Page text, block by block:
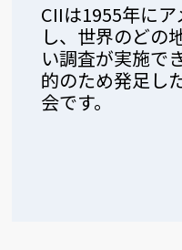
CIIは1955年に
し、世界のどの
い調査が実施で
的のため発足し
会です。